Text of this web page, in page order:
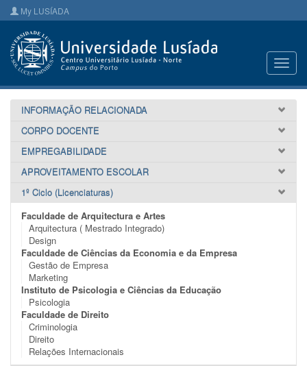
My LUSÍADA
INFORMAÇÃO RELACIONADA
CORPO DOCENTE
EMPREGABILIDADE
APROVEITAMENTO ESCOLAR
1º Ciclo (Licenciaturas)
Faculdade de Arquitectura e Artes
Arquitectura ( Mestrado Integrado)
Design
Faculdade de Ciências da Economia e da Empresa
Gestão de Empresa
Marketing
Instituto de Psicologia e Ciências da Educação
Psicologia
Faculdade de Direito
Criminologia
Direito
Relações Internacionais